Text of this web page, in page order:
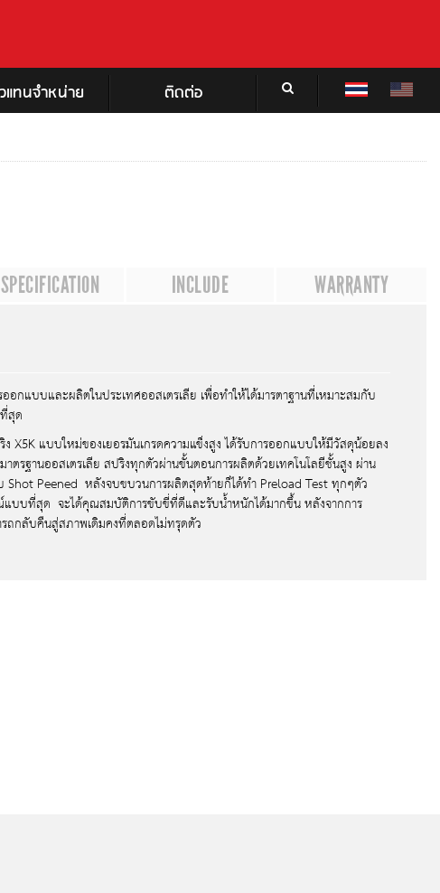
งส่วางและอุปกรณ์
ไฟส่องสว่างติดกันชนหรือโรล
ายวิดีโอแอ็คชัน ION Camera
อร์ช่วยจอดรถ TMAN
เซ็นเซอร์แบบสายคุณภาพสูง
เซ็นเซอร์แบบสายมาตรฐาน
อุปกรณ์เสริมสมรรถนะ
สนอร์คเกิ้ล
สุด
แทนจำหน่าย ติดต่อ
SPECIFICATION INCLUDE WARRANTY
กแบบและผลิตในประเทศออสเตรเลีย เพื่อทำให้ได้มารตาฐานที่เหมาะสมกับ
สุด
X5K แบบใหม่ของเยอรมันเกรดความแข็งสูง ได้รับการออกแบบให้มีวัสดุน้อยลง
าตรฐานออสเตรเลีย สปริงทุกตัวผ่านขั้นตอนการผลิตด้วยเทคโนโลยีชั้นสูง ผ่าน
Shot Peened หลังจบขบวนการผลิตสุดท้ายก็ได้ทำ Preload Test ทุกๆตัว
แบบที่สุด จะได้คุณสมบัติการขับขี่ที่ดีและรับน้ำหนักได้มากขึ้น หลังจากการ
ถกลับคืนสู่สภาพเดิมคงที่ตลอดไม่ทรุดตัว